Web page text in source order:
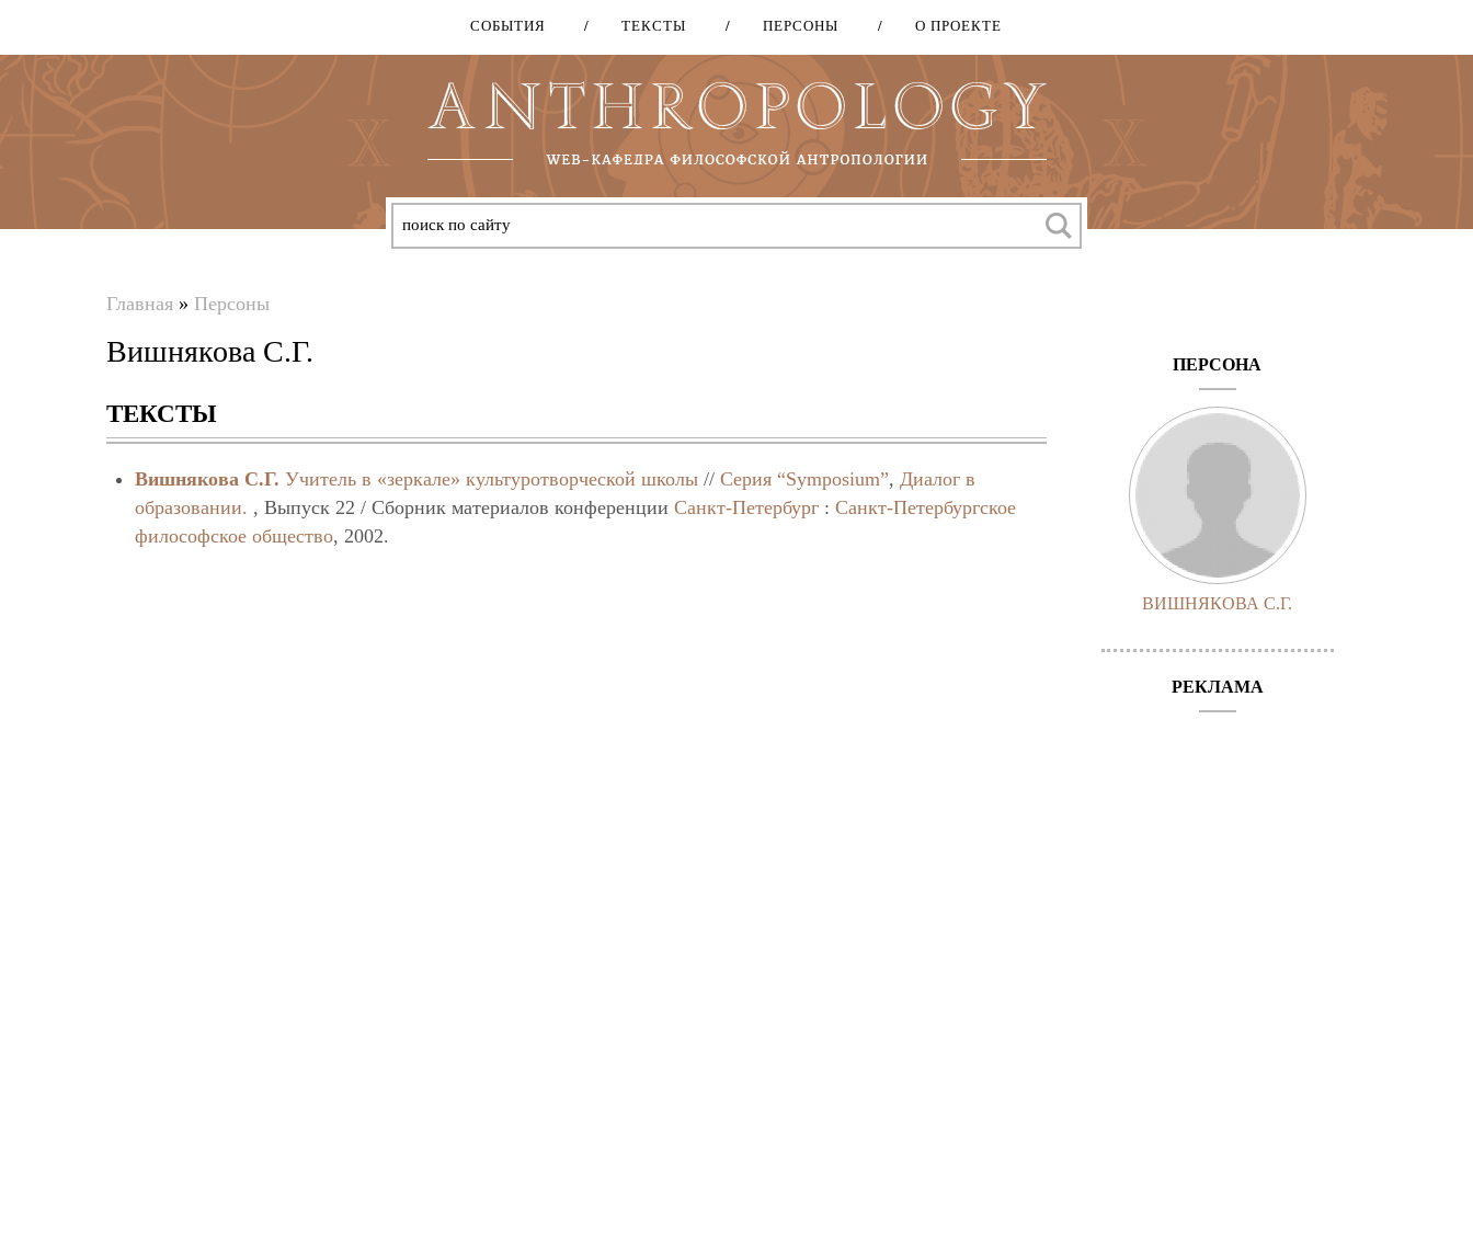
Перейти
основному
содержанию
СОБЫТИЯ ТЕКСТЫ ПЕРСОНЫ О ПРОЕКТЕ
здесь
Главная » Персоны
Вишнякова С.Г.
ТЕКСТЫ
Вишнякова С.Г. Учитель в «зеркале» культуротворческой школы //Серия “Symposium”, Диалог в
образовании. , Выпуск 22 / Сборник материалов конференцииСанкт-Петербург :Санкт-Петербургское
философское общество, 2002.
ПЕРСОНА
ВИШНЯКОВА С.Г.
РЕКЛАМА